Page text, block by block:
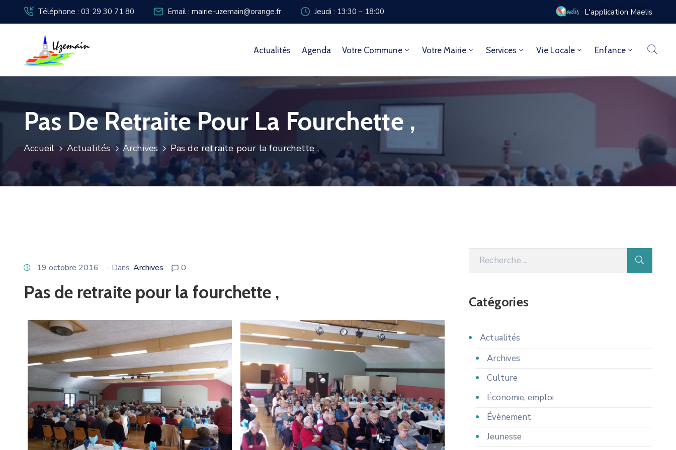
Téléphone : 03 29 30 71 80 Email : mairie-uzemain@orange.fr Jeudi : 13:30 – 18:00 L'application Maelis
Actualités Agenda Votre Commune Votre Mairie Services Vie Locale Enfance
Pas De Retraite Pour La Fourchette ,
Accueil Actualités Archives Pas de retraite pour la fourchette ,
19 octobre 2016 - Dans Archives 0
Pas de retraite pour la fourchette , Catégories
Actualités
Archives
Culture
Économie, emploi
Évènement
Jeunesse